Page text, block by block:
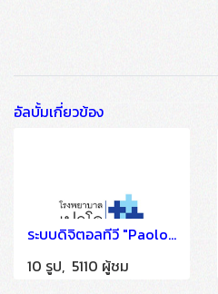
อัลบั้มเกี่ยวข้อง
ระบบดิจิตอลทีวี "Paolo Memorial Hospital Phaholyothin" ติดตั้งโดย HSTN
10 รูป, 5110 ผู้ชม